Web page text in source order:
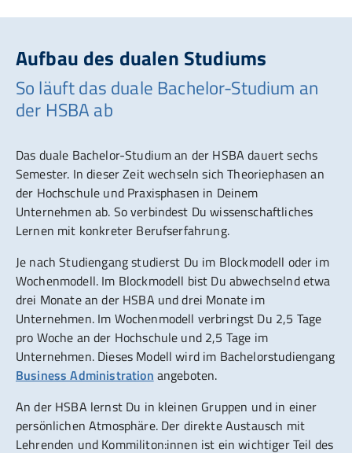
Aufbau des dualen Studiums
So läuft das duale Bachelor-Studium an
der HSBA ab
Das duale Bachelor-Studium an der HSBA dauert sechs
Semester. In dieser Zeit wechseln sich Theoriephasen an
der Hochschule und Praxisphasen in Deinem
Unternehmen ab. So verbindest Du wissenschaftliches
Lernen mit konkreter Berufserfahrung.
Je nach Studiengang studierst Du im Blockmodell oder im
Wochenmodell. Im Blockmodell bist Du abwechselnd etwa
drei Monate an der HSBA und drei Monate im
Unternehmen. Im Wochenmodell verbringst Du 2,5 Tage
pro Woche an der Hochschule und 2,5 Tage im
Unternehmen. Dieses Modell wird im Bachelorstudiengang
Business Administration angeboten.
An der HSBA lernst Du in kleinen Gruppen und in einer
persönlichen Atmosphäre. Der direkte Austausch mit
Lehrenden und Kommiliton:innen ist ein wichtiger Teil des